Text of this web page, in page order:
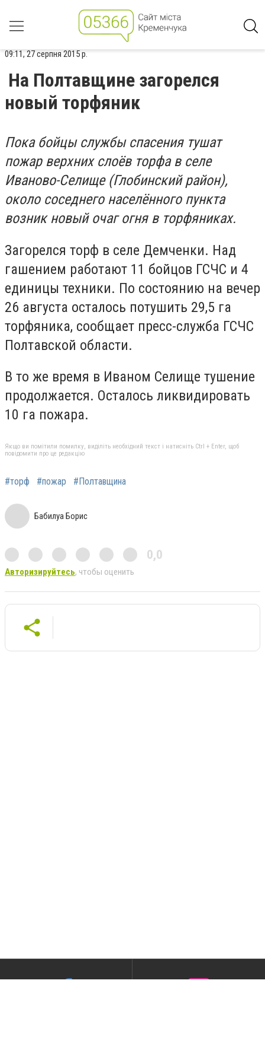
09:11, 27 серпня 2015 р.
На Полтавщине загорелся
новый торфяник
Пока бойцы службы спасения тушат
пожар верхних слоёв торфа в селе
Иваново-Селище (Глобинский район),
около соседнего населённого пункта
возник новый очаг огня в торфяниках.
Загорелся торф в селе Демченки. Над
гашением работают 11 бойцов ГСЧС и 4
единицы техники. По состоянию на вечер
26 августа осталось потушить 29,5 га
торфяника, сообщает пресс-служба ГСЧС
Полтавской области.
В то же время в Иваном Селище тушение
продолжается. Осталось ликвидировать
10 га пожара.
Якщо ви помітили помилку, виділіть необхідний текст і натисніть Ctrl + Enter, щоб
повідомити про це редакцію
#торф #пожар #Полтавщина
Бабилуа Борис
0,0
Авторизируйтесь, чтобы оценить